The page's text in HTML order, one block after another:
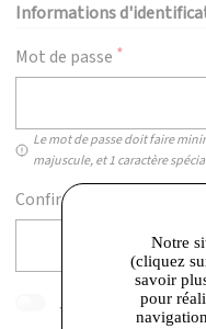
Informations
Mot de passe
Le mot de passe doit faire
majuscule, et 1 caractère
Confirmez votre mot de
J'accepte les
Notre
(cliquez
savoir
pour